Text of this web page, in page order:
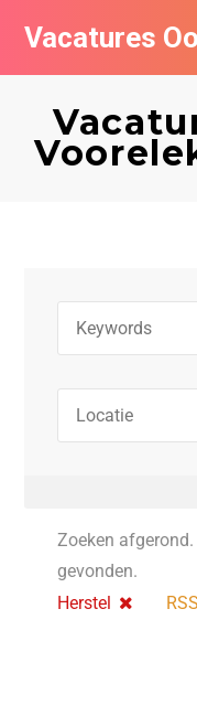
Vacatures
Zoeken
gevonden.
Herstel
RSS
Vacatures per bedrijf